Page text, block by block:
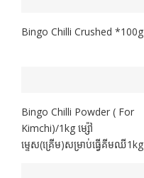
Bingo Chilli Crushed *100g
Bingo Chilli Powder ( For
Kimchi)/1kg ម្ស៉ៅ
ម្ទេស(គ្រើម)សម្រាប់ធ្វើគីមឈី​1​kg